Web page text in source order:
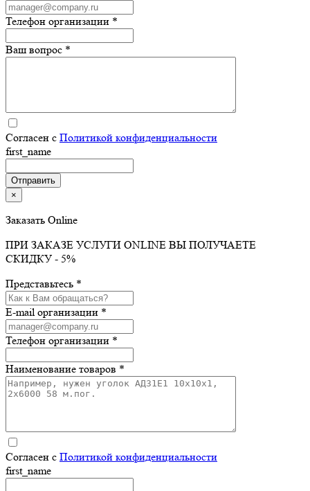
Телефон организации *
Ваш вопрос *
Согласен с Политикой конфиденциальности
first_name
×
Заказать Online
ПРИ ЗАКАЗЕ УСЛУГИ ONLINE ВЫ ПОЛУЧАЕТЕ
СКИДКУ - 5%
Представьтесь *
E-mail организации *
Телефон организации *
Наименование товаров *
Согласен с Политикой конфиденциальности
first_name